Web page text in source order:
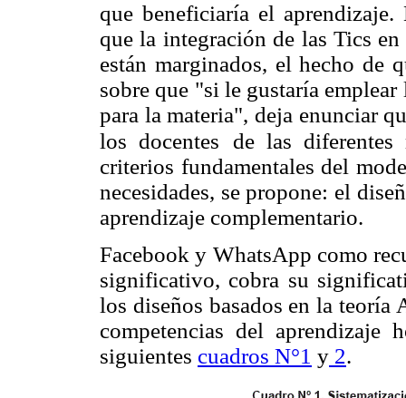
que beneficiaría el
que la integración de las Tics
están marginados, el hecho de
sobre que "si le gustaría
para la materia", deja enunciar
los docentes
de las
criterios fundamentales del
necesidades, se propone: el
aprendizaje complementario.
Facebook y WhatsApp como
significativo, cobra su
los diseños basados en la teoría
competencias del
siguientes cuadros N°1 y 2.